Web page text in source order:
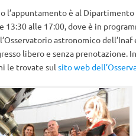
l’appuntamento è al
13:30 alle 17:00, dove è in
astronomico
libero e senza prenotazione.
le trovate sul sito web